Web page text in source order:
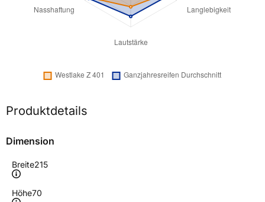
Produktdetails
Dimension
Breite215
Höhe70